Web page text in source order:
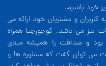
خود باشیم.
و مشتریان خود ارائه می
نیز می باشد. کوجورجیا همراه
و صداقت را همیشه مبنای
می توان گفت که مشاوره ها و